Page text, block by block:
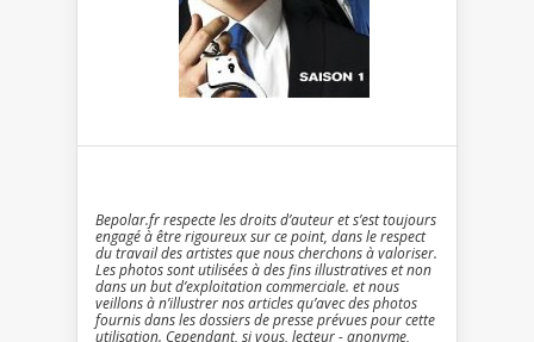
Bepolar.fr respecte les droits d’auteur et s’est toujours
engagé à être rigoureux sur ce point, dans le respect
du travail des artistes que nous cherchons à valoriser.
Les photos sont utilisées à des fins illustratives et non
dans un but d’exploitation commerciale. et nous
veillons à n’illustrer nos articles qu’avec des photos
fournis dans les dossiers de presse prévues pour cette
utilisation. Cependant, si vous, lecteur - anonyme,